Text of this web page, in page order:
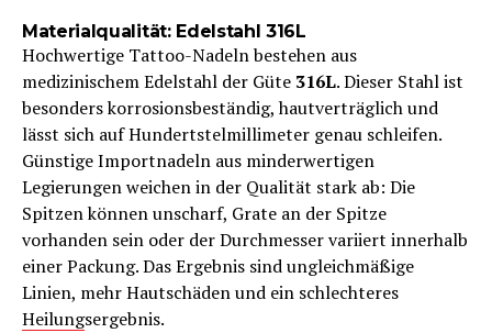
Materialqualität: Edelstahl 316L
Hochwertige Tattoo-Nadeln bestehen aus
medizinischem Edelstahl der Güte 316L. Dieser Stahl ist
besonders korrosionsbeständig, hautverträglich und
lässt sich auf Hundertstelmillimeter genau schleifen.
Günstige Importnadeln aus minderwertigen
Legierungen weichen in der Qualität stark ab: Die
Spitzen können unscharf, Grate an der Spitze
vorhanden sein oder der Durchmesser variiert innerhalb
einer Packung. Das Ergebnis sind ungleichmäßige
Linien, mehr Hautschäden und ein schlechteres
Heilungsergebnis.